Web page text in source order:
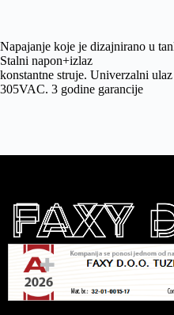
Napajanje koje je dizajnirano u
Stalni napon+izlaz
konstantne struje. Univerzalni
305VAC. 3 godine garancije